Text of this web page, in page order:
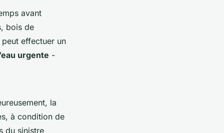
avant
bois de
effectuer un
urgente -
la
à condition de
du sinistre